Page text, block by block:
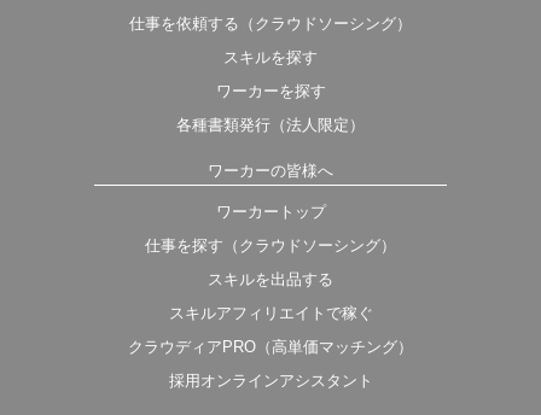
仕事を依頼する（クラウドソーシング）
スキルを探す
ワーカーを探す
各種書類発行（法人限定）
ワーカーの皆様へ
ワーカートップ
仕事を探す（クラウドソーシング）
スキルを出品する
スキルアフィリエイトで稼ぐ
クラウディアPRO（高単価マッチング）
採用オンラインアシスタント